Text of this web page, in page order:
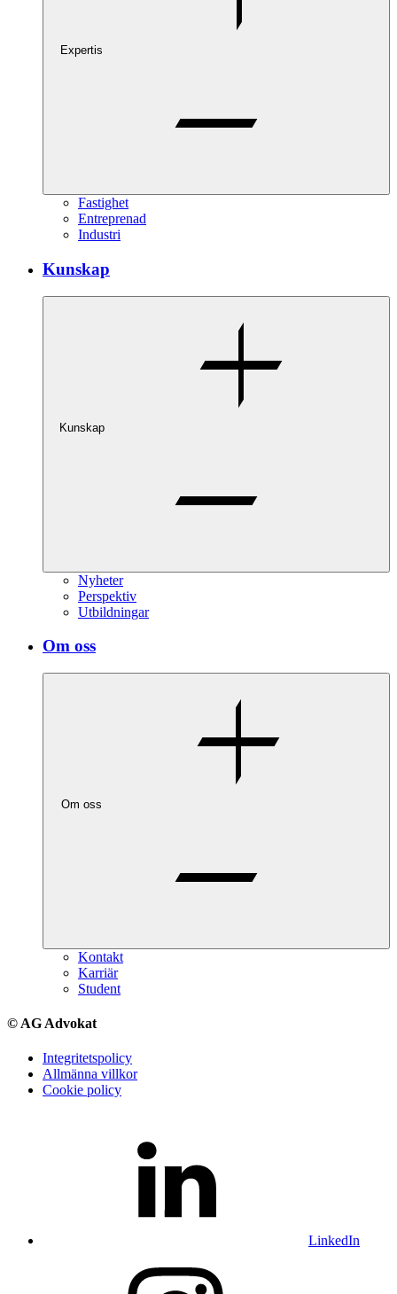
Expertis
Fastighet
Entreprenad
Industri
Kunskap
Kunskap
Nyheter
Perspektiv
Utbildningar
Om oss
Om oss
Kontakt
Karriär
Student
© AG Advokat
Integritetspolicy
Allmänna villkor
Cookie policy
LinkedIn